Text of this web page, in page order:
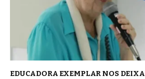
EDUCADORA EXEMPLAR NOS DEIXA